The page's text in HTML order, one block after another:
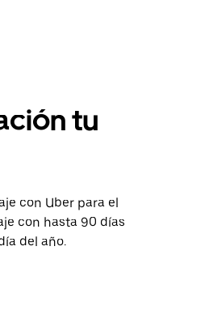
tu
con Uber para el
con hasta 90 días
del año.